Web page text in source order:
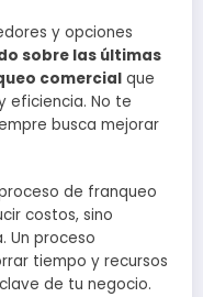
y opciones
sobre las últimas
comercial que
eficiencia. No te
busca mejorar
de franqueo
costos, sino
Un proceso
tiempo y recursos
de tu negocio.